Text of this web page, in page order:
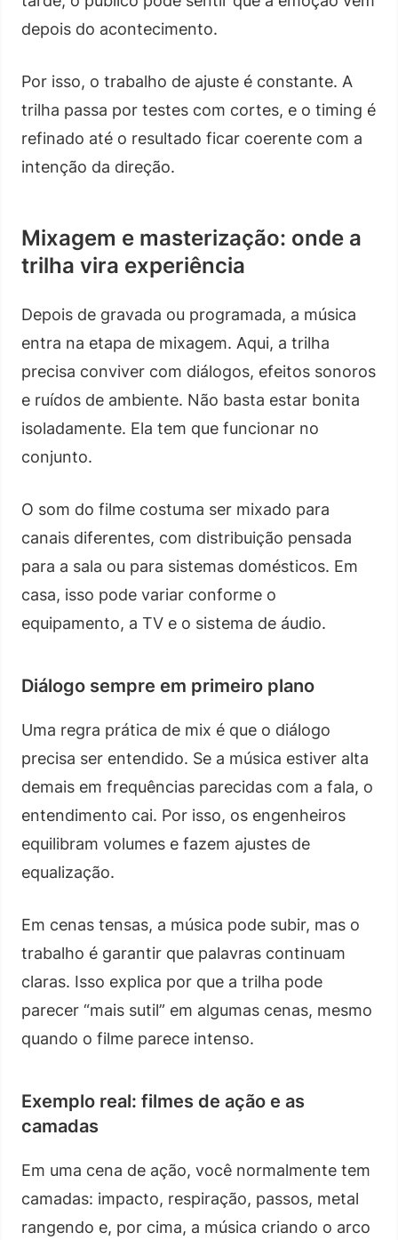
depois do acontecimento.
Por isso, o trabalho de ajuste é constante. A
trilha passa por testes com cortes, e o timing é
refinado até o resultado ficar coerente com a
intenção da direção.
Mixagem e masterização: onde a
trilha vira experiência
Depois de gravada ou programada, a música
entra na etapa de mixagem. Aqui, a trilha
precisa conviver com diálogos, efeitos sonoros
e ruídos de ambiente. Não basta estar bonita
isoladamente. Ela tem que funcionar no
conjunto.
O som do filme costuma ser mixado para
canais diferentes, com distribuição pensada
para a sala ou para sistemas domésticos. Em
casa, isso pode variar conforme o
equipamento, a TV e o sistema de áudio.
Diálogo sempre em primeiro plano
Uma regra prática de mix é que o diálogo
precisa ser entendido. Se a música estiver alta
demais em frequências parecidas com a fala, o
entendimento cai. Por isso, os engenheiros
equilibram volumes e fazem ajustes de
equalização.
Em cenas tensas, a música pode subir, mas o
trabalho é garantir que palavras continuam
claras. Isso explica por que a trilha pode
parecer “mais sutil” em algumas cenas, mesmo
quando o filme parece intenso.
Exemplo real: filmes de ação e as
camadas
Em uma cena de ação, você normalmente tem
camadas: impacto, respiração, passos, metal
rangendo e, por cima, a música criando o arco